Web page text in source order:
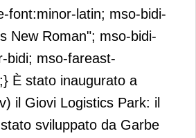
font:minor-latin; mso-bidi-
New Roman"; mso-bidi-
bidi; mso-fareast-
È stato inaugurato a
il Giovi Logistics Park: il
sviluppato da Garbe